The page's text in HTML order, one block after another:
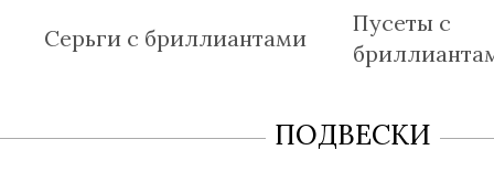
Серьги с бриллиантами
Пусеты с
ПОДВЕСКИ